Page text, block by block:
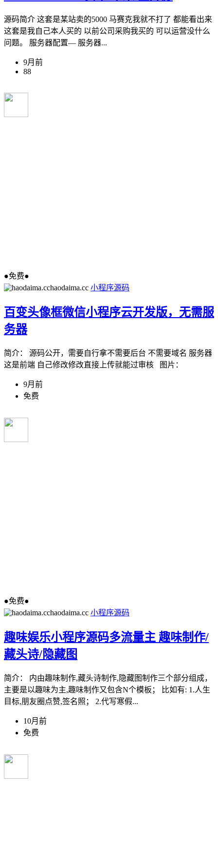
源码简介 这套是某站卖的5000 马赛克我就不打了 都能看出来
这套是我自己本人买的 以前公司采购我买的 可以运营没什么
问题。 服务器配置— 服务器...
9月前
88
●免费●
haodaima.cc 小程序源码
百变头像框微信小程序云开发版，无需服
务器
简介： 源码公开，需要自行拿不需要后台 不需要域名 服务器
这是前端 自己修改修改直接上传就能过审核 图片：
9月前
免费
●免费●
haodaima.cc 小程序源码
趣味娱乐小程序源码多流量主 趣味制作/
藏头诗/隐藏图
简介： 内由趣味制作,藏头诗制作,隐藏图制作三个部分组成，
主要是以趣味为主,趣味制作又包含N个模板； 比如有: 1.人生
目标,朋友圈点赞,签名照； 2.代写寒假...
10月前
免费